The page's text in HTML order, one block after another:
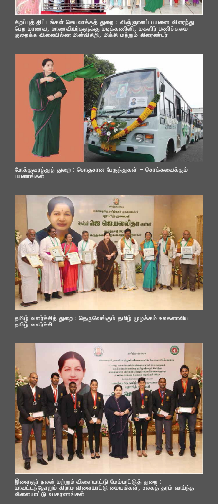
சிறப்புத் திட்டங்கள் செயலாக்கத் துறை : விஞ்ஞானப் பயனை விரைந்து
பெற மாணவ, மாணவியர்களுக்கு மடிக்கணினி, மகளிர் பணிச்சுமை
குறைக்க விலையில்லா மின்விசிறி, மிக்சி மற்றும் கிரைண்டர்
போக்குவரத்துத் துறை : சொகுசான பேருந்துகள் – சொக்கவைக்கும்
பயணங்கள்
தமிழ் வளர்ச்சித் துறை : தெருவெங்கும் தமிழ் முழக்கம் உலகளாவிய
தமிழ் வளர்ச்சி
இளைஞர் நலன் மற்றும் விளையாட்டு மேம்பாட்டுத் துறை :
மாவட்டந்தோறும் கிராம விளையாட்டு மையங்கள், உலகத் தரம் வாய்ந்த
விளையாட்டு உபகரணங்கள்